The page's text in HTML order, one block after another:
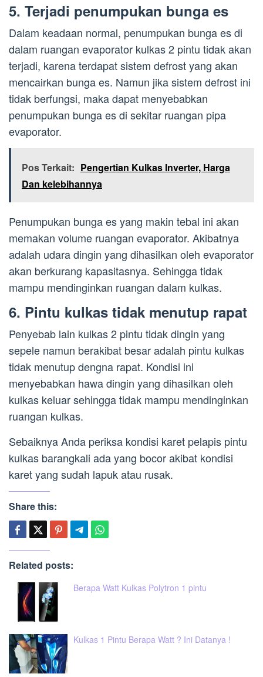
5. Terjadi penumpukan bunga es
Dalam keadaan normal, penumpukan bunga es di
dalam ruangan evaporator kulkas 2 pintu tidak akan
terjadi, karena terdapat sistem defrost yang akan
mencairkan bunga es. Namun jika sistem defrost ini
tidak berfungsi, maka dapat menyebabkan
penumpukan bunga es di sekitar ruangan pipa
evaporator.
Pos Terkait: Pengertian Kulkas Inverter, Harga
Dan kelebihannya
Penumpukan bunga es yang makin tebal ini akan
memakan volume ruangan evaporator. Akibatnya
adalah udara dingin yang dihasilkan oleh evaporator
akan berkurang kapasitasnya. Sehingga tidak
mampu mendinginkan ruangan dalam kulkas.
6. Pintu kulkas tidak menutup rapat
Penyebab lain kulkas 2 pintu tidak dingin yang
sepele namun berakibat besar adalah pintu kulkas
tidak menutup dengna rapat. Kondisi ini
menyebabkan hawa dingin yang dihasilkan oleh
kulkas keluar sehingga tidak mampu mendinginkan
ruangan kulkas.
Sebaiknya Anda periksa kondisi karet pelapis pintu
kulkas barangkali ada yang bocor akibat kondisi
karet yang sudah lapuk atau rusak.
Share this:
Related posts:
Berapa Watt Kulkas Polytron 1 pintu
Kulkas 1 Pintu Berapa Watt ? Ini Datanya !